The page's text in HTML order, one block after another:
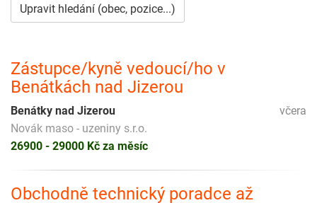
Upravit hledání (obec, pozice...)
Zástupce/kyně vedoucí/ho v
Benátkách nad Jizerou
včera
Benátky nad Jizerou
Novák maso - uzeniny s.r.o.
26900 - 29000 Kč za měsíc
Obchodně technický poradce až